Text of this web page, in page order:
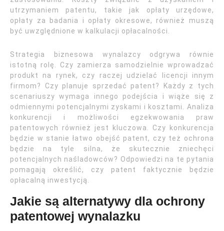
utrzymaniem patentu, takie jak opłaty urzędowe,
opłaty za badania i opłaty okresowe, również muszą
być uwzględnione w kalkulacji opłacalności.
Strategia biznesowa wynalazcy odgrywa równie
istotną rolę. Czy zamierza samodzielnie wprowadzać
produkt na rynek, czy raczej udzielać licencji innym
firmom? Czy planuje sprzedać patent? Każdy z tych
scenariuszy wymaga innego podejścia i wiąże się z
odmiennymi potencjalnymi zyskami i kosztami. Analiza
konkurencji i możliwości egzekwowania praw
patentowych również jest kluczowa. Czy konkurencja
będzie w stanie łatwo obejść patent, czy też ochrona
będzie na tyle silna, że skutecznie zniechęci
potencjalnych naśladowców? Odpowiedzi na te pytania
pomagają określić, czy patent faktycznie będzie
opłacalną inwestycją.
Jakie są alternatywy dla ochrony
patentowej wynalazku